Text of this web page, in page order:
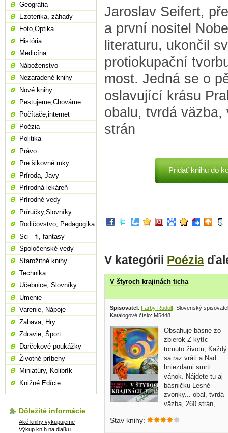
Jaroslav Seifert,
a první nositel
literaturu, ukončil
protiokupační
most. Jedná se o
oslavující krásu
obalu, tvrdá
strán
Pridať knihu do
V kategórii Poézia
V štyroch krajinách ticha
Spisovatel: Farby Rudolf , Slovenský
Katalogové číslo: M5448
Obsahuje básne zo
zbierok Z kytíc
tomuto životu, Každý
sa raz vráti a Nad
hniezdami smrti
vánok. Nájdete tu aj
básničku Lesné
zvonky... obal, tvrdá
väzba, 260 strán,
Stav knihy:
Geografia
Ezoterika, záhady
Foto,Optika
História
Medicína
Náboženstvo
Nezaradené knihy
Nové knihy
Pestujeme,Chováme
Počítače,internet
Poézia
Politika
Právo
Pre šikovné ruky
Príroda, Javy
Prírodná lekáreň
Prírodné vedy
Príručky,Slovníky
Rodičovstvo, Pedagogika
Sci - fi, fantasy
Spoločenské vedy
Starožitné knihy
Technika
Učebnice, Slovníky
Umenie
Varenie, Nápoje
Zabava, Hry
Zdravie, Šport
Darčekové poukážky
Životné príbehy
Miniatúry, Kolibrík
Knižné Edície
Dôležité informácie
Aké knihy vykupujeme
Výkup kníh na diaľku